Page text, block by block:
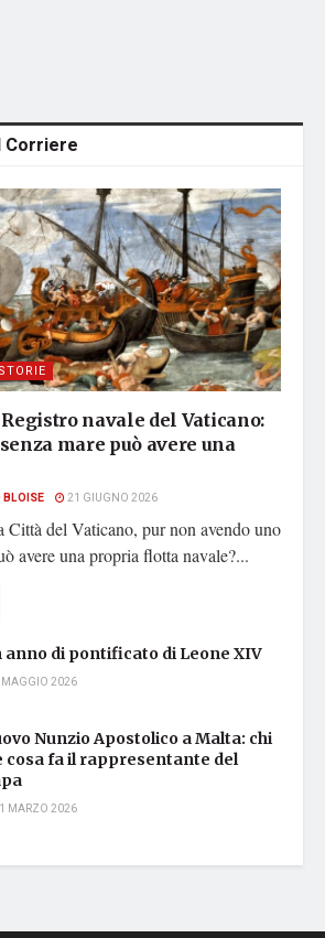
Corriere
navale del Vaticano:
mare può avere una
BLOISE 21 GIUGNO 2026
Città del Vaticano, pur non avendo uno
avere una propria flotta navale?...
anno di pontificato di Leone XIV
2026
Nunzio Apostolico a Malta: chi
cosa fa il rappresentante del
MARZO 2026